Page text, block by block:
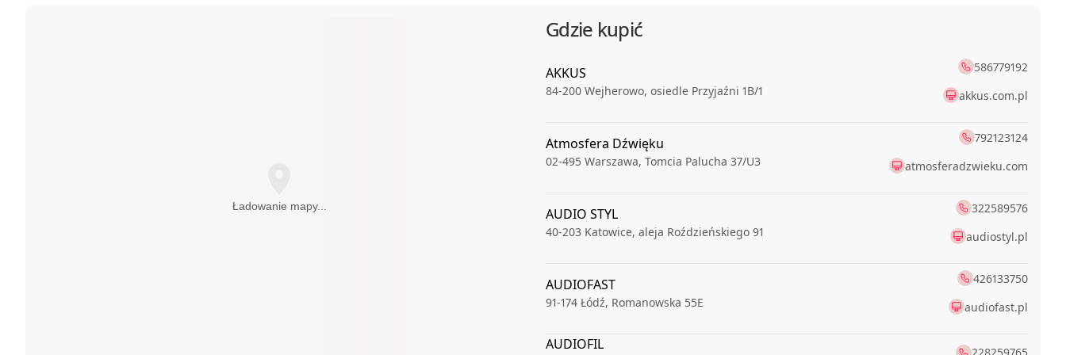
Ładowanie mapy...
Gdzie kupić
AKKUS
84-200 Wejherowo, osiedle Przyjaźni 1B/1
586779192
akkus.com.pl
Atmosfera Dźwięku
02-495 Warszawa, Tomcia Palucha 37/U3
792123124
atmosferadzwieku.com
AUDIO STYL
40-203 Katowice, aleja Roździeńskiego 91
322589576
audiostyl.pl
AUDIOFAST
91-174 Łódź, Romanowska 55E
426133750
audiofast.pl
AUDIOFIL